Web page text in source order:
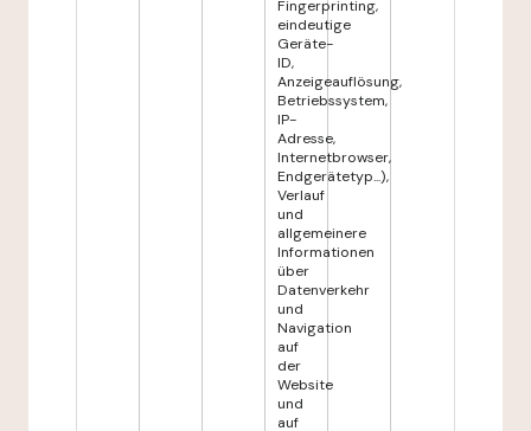
Fingerprinting,
eindeutige
Geräte-
ID,
Anzeigeauflösung,
Betriebssystem,
IP-
Adresse,
Internetbrowser,
Endgerätetyp...),
Verlauf
und
allgemeinere
Informationen
über
Datenverkehr
und
Navigation
auf
der
Website
und
auf